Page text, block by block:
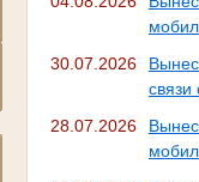
30.07.2026
28.07.2026